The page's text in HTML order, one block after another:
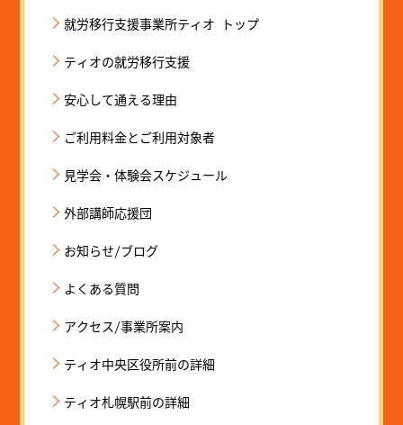
就労移行支援事業所ティオ トップ
ティオの就労移行支援
安心して通える理由
ご利用料金とご利用対象者
見学会・体験会スケジュール
外部講師応援団
お知らせ/ブログ
よくある質問
アクセス/事業所案内
ティオ中央区役所前の詳細
ティオ札幌駅前の詳細